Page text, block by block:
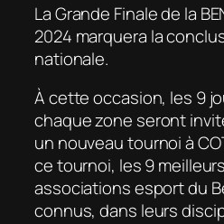
La Grande Finale de la
2024 marquera la
nationale.
À cette occasion, les 9
chaque zone seront
un nouveau tournoi à
ce tournoi, les 9
associations esport du
connus, dans leurs